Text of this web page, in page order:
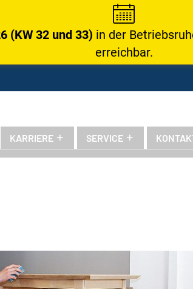
(KW 32 und 33) in der
erreichbar.
KARRIERE SERVICE